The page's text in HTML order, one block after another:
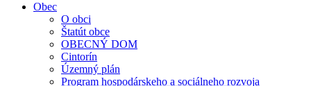
Obec
O obci
Štatút obce
OBECNÝ DOM
Cintorín
Územný plán
Program hospodárskeho a sociálneho rozvoja